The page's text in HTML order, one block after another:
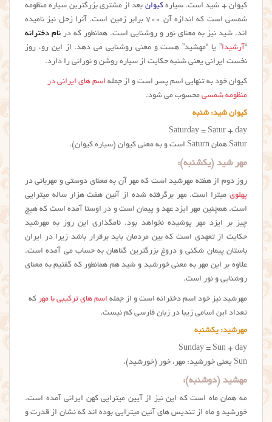
کیوان + شید است. سیارهکیوان بعد از مشتری بزرگترین سیاره منظومه
شمسی است که اندازه آن ۷۰۰ برابر زمین است. آنرا زحل نیز نامیده
اند. شید نیز به معنای نور و روشنایی است. همانطور که در نام دخترانه
“آرشیدا” یا “مهشید” هست و معنی روشنایی می دهد. از این رو، روز
نخست ایرانی یعنی شنبه حکایت از سیاره روشن و نورانی را دارد.
کیوان خود به تنهایی اسم پسر است و از جمله اسم های ایرانی در
منظومه شمسی محسوب می شود.
کیوان شید: شنبه
Saturday = Satur + day
Satur همان Saturn است و به معنی کیوان (سیاره کیوان).
مهر شید (یکشنبه):
روز دوم از هفته مهرشید است که مهر آن به معنای دوستی و مهربانی در
پهلوی میترا است. مهر برگرفته شده از آئین هفت هزار ساله میترایی
است. همچنین مهر ایزد عهد و پیمان است و در اوستا آمده است که هیچ
چیز بر ایزد مهر پوشیده نخواهد بود. نامگذاری این روز به مهرشید
حکایت از تعهدی است که بین مردمان باید برقرار باشد زیرا در ایران
باستان پیمان شکنی و دروغ بزرگترین گناهان به حساب می آمده است.
علاوه بر این مهر به معنی خورشید و شید هم همانطور که گفتیم به معنای
روشنایی و نور است.
مهرشید نیز خود اسم دخترانه است و از جمله اسم های ترکیبی با مهر که
تعداد این اسامی زیبا در زبان فارسی کم نیست.
مهرشید: یکشنبه
Sunday = Sun + day
Sun یعنی خورشید: مهر، خور (خورشید).
مهشید (دوشنبه):
مه همان ماه است که این نیز از آیین میترایی کهن ایرانی آمده است.
خورشید و ماه از تندیس های آئین میترایی بوده اند که نشان از قدرت و